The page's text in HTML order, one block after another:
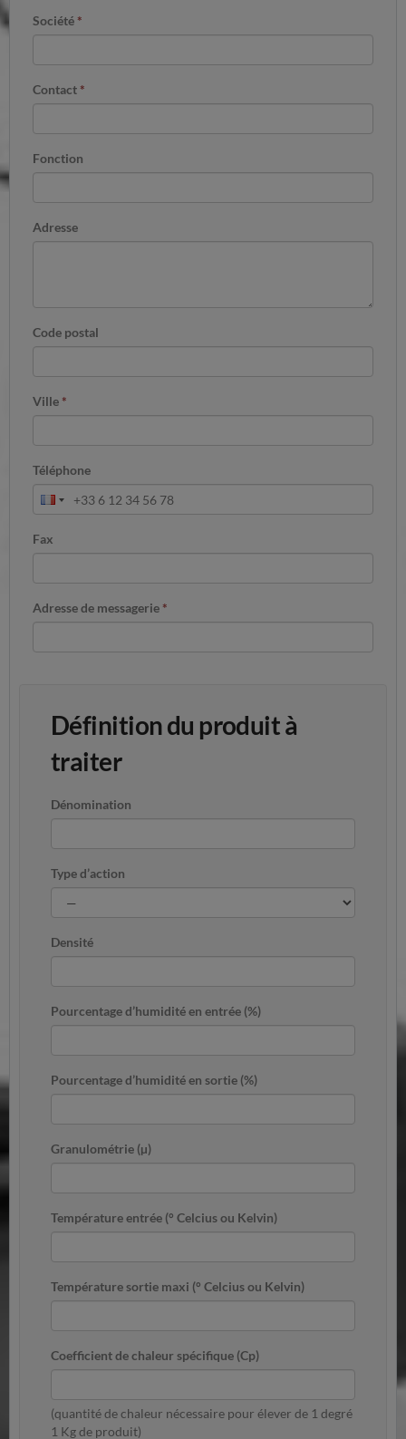
Société*
Contact*
Fonction
Adresse
Code postal
Ville*
Téléphone
Fax
Adresse de messagerie*
Définition du produit à
traiter
Dénomination
Type d’action
Densité
Pourcentage d’humidité en entrée (%)
Pourcentage d’humidité en sortie (%)
Granulométrie (µ)
Température entrée (° Celcius ou Kelvin)
Température sortie maxi (° Celcius ou Kelvin)
Coefficient de chaleur spécifique (Cp)
(quantité de chaleur nécessaire pour élever de 1 degré
1 Kg de produit)